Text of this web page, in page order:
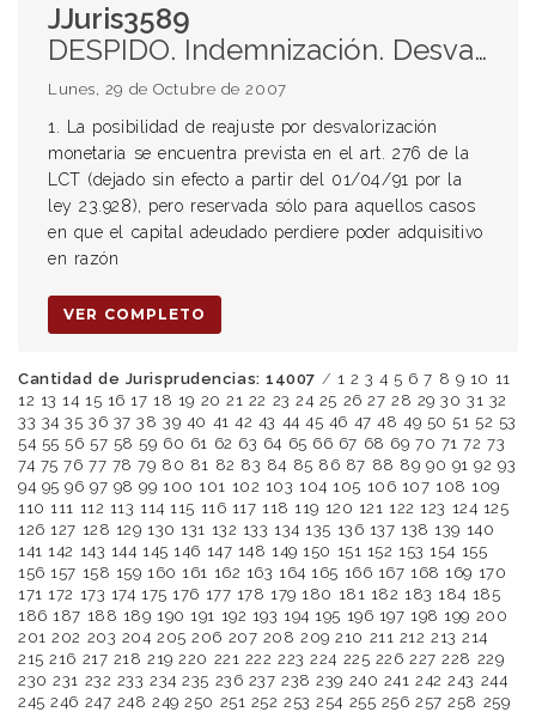
JJuris3589
DESPIDO. Indemnización. Desvalorización monetaria. INCAPACIDAD. Prueba. Prueba de peritos. Valoración
Lunes, 29 de Octubre de 2007
1. La posibilidad de reajuste por desvalorización
monetaria se encuentra prevista en el art. 276 de la
LCT (dejado sin efecto a partir del 01/04/91 por la
ley 23.928), pero reservada sólo para aquellos casos
en que el capital adeudado perdiere poder adquisitivo
en razón
VER COMPLETO
Cantidad de Jurisprudencias: 14007 / 1 2 3 4 5 6 7 8 9 10 11
12 13 14 15 16 17 18 19 20 21 22 23 24 25 26 27 28 29 30 31 32
33 34 35 36 37 38 39 40 41 42 43 44 45 46 47 48 49 50 51 52 53
54 55 56 57 58 59 60 61 62 63 64 65 66 67 68 69 70 71 72 73
74 75 76 77 78 79 80 81 82 83 84 85 86 87 88 89 90 91 92 93
94 95 96 97 98 99 100 101 102 103 104 105 106 107 108 109
110 111 112 113 114 115 116 117 118 119 120 121 122 123 124 125
126 127 128 129 130 131 132 133 134 135 136 137 138 139 140
141 142 143 144 145 146 147 148 149 150 151 152 153 154 155
156 157 158 159 160 161 162 163 164 165 166 167 168 169 170
171 172 173 174 175 176 177 178 179 180 181 182 183 184 185
186 187 188 189 190 191 192 193 194 195 196 197 198 199 200
201 202 203 204 205 206 207 208 209 210 211 212 213 214
215 216 217 218 219 220 221 222 223 224 225 226 227 228 229
230 231 232 233 234 235 236 237 238 239 240 241 242 243 244
245 246 247 248 249 250 251 252 253 254 255 256 257 258 259